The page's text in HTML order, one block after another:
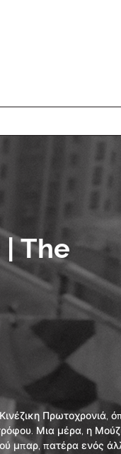
The
Πρωτοχρονιά,
Μια μέρα, η
μπαρ, πατέρα ενός